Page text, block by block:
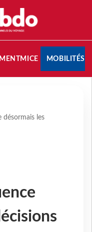
MICE MOBILITÉS
désormais les